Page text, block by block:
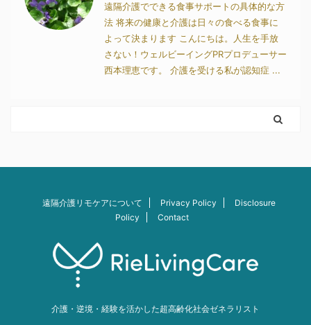
遠隔介護でできる食事サポートの具体的な方
法 将来の健康と介護は日々の食べる食事に
よって決まります こんにちは。人生を手放
さない！ウェルビーイングPRプロデューサー
西本理恵です。 介護を受ける私が認知症 ...
遠隔介護リモケアについて Privacy Policy
Disclosure
Policy
Contact
介護・逆境・経験を活かした超高齢化社会ゼネラリスト